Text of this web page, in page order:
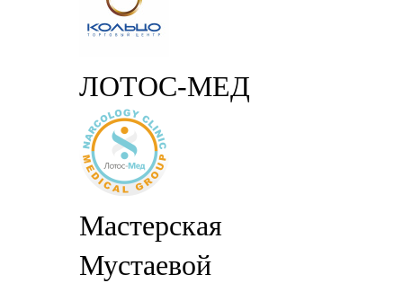
ЛОТОС-МЕД
Мастерская
Мустаевой